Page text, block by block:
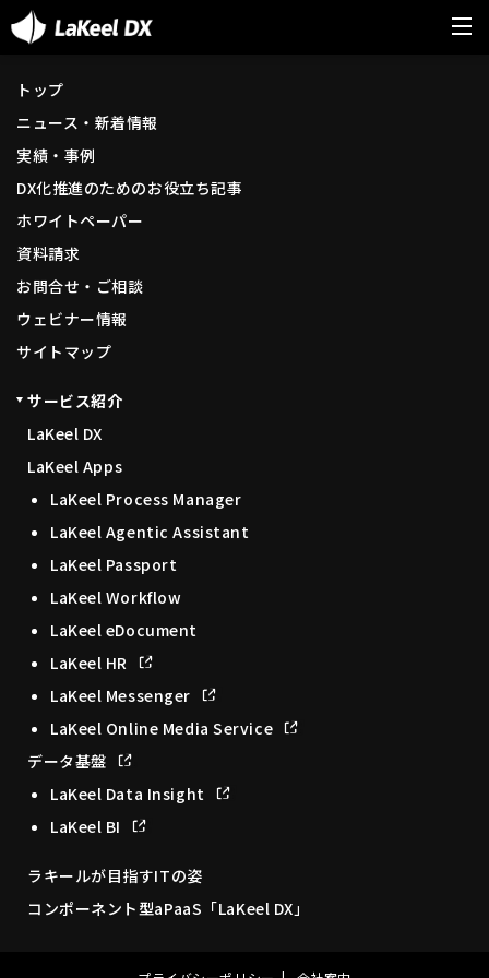
トップ
ニュース・新着情報
実績・事例
DX化推進のためのお役立ち記事
ホワイトペーパー
資料請求
お問合せ・ご相談
ウェビナー情報
サイトマップ
サービス紹介
LaKeel DX
LaKeel Apps
LaKeel Process Manager
LaKeel Agentic Assistant
LaKeel Passport
LaKeel Workflow
LaKeel eDocument
LaKeel HR
LaKeel Messenger
LaKeel Online Media Service
データ基盤
LaKeel Data Insight
LaKeel BI
ラキールが目指すITの姿
コンポーネント型aPaaS「LaKeel DX」